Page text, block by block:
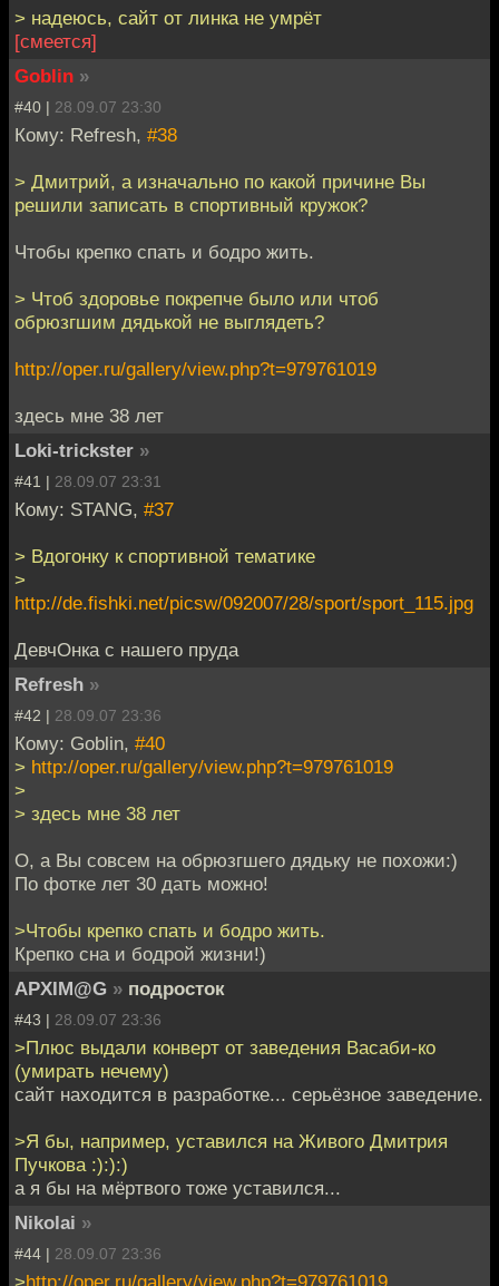
> надеюсь, сайт от линка не умрёт
[смеется]
Goblin »
#40 | 28.09.07 23:30
Кому: Refresh, #38
> Дмитрий, а изначально по какой причине Вы
решили записать в спортивный кружок?
Чтобы крепко спать и бодро жить.
> Чтоб здоровье покрепче было или чтоб
обрюзгшим дядькой не выглядеть?
http://oper.ru/gallery/view.php?t=979761019
здесь мне 38 лет
Loki-trickster »
#41 | 28.09.07 23:31
Кому: STANG, #37
> Вдогонку к спортивной тематике
>
http://de.fishki.net/picsw/092007/28/sport/sport_115.jpg
ДевчОнка с нашего пруда
Refresh »
#42 | 28.09.07 23:36
Кому: Goblin, #40
> http://oper.ru/gallery/view.php?t=979761019
>
> здесь мне 38 лет
О, а Вы совсем на обрюзгшего дядьку не похожи:)
По фотке лет 30 дать можно!
>Чтобы крепко спать и бодро жить.
Крепко сна и бодрой жизни!)
APXIM@G » подросток
#43 | 28.09.07 23:36
>Плюс выдали конверт от заведения Васаби-ко
(умирать нечему)
сайт находится в разработке... серьёзное заведение.
>Я бы, например, уставился на Живого Дмитрия
Пучкова :):):)
а я бы на мёртвого тоже уставился...
Nikolai »
#44 | 28.09.07 23:36